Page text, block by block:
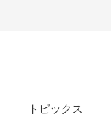
トピックス